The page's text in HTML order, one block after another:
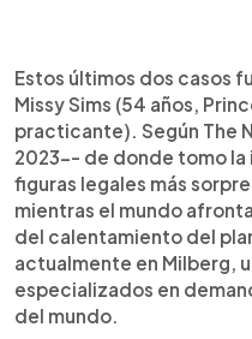
Estos últimos dos casos
Missy Sims (54 años,
practicante). Según The
2023-- de donde tomo la
figuras legales más
mientras el mundo
del calentamiento del
actualmente en Milberg,
especializados en
del mundo.